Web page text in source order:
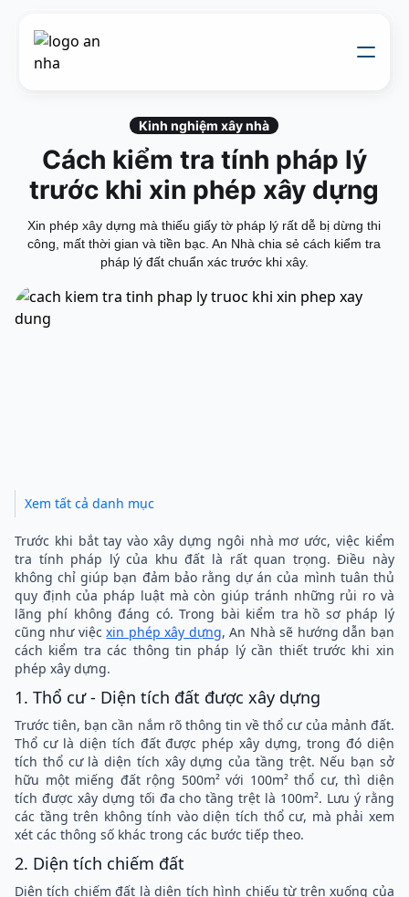
Dự án
Nhật kí thi công
Mẫu nhà
Kinh nghiệm xây nhà
Cách kiểm tra tính pháp lý
trước khi xin phép xây dựng
Xin phép xây dựng mà thiếu giấy tờ pháp lý rất dễ bị dừng thi
công, mất thời gian và tiền bạc. An Nhà chia sẻ cách kiểm tra
pháp lý đất chuẩn xác trước khi xây.
Xem tất cả danh mục
Trước khi bắt tay vào xây dựng ngôi nhà mơ ước, việc kiểm
tra tính pháp lý của khu đất là rất quan trọng. Điều này
không chỉ giúp bạn đảm bảo rằng dự án của mình tuân thủ
quy định của pháp luật mà còn giúp tránh những rủi ro và
lãng phí không đáng có. Trong bài kiểm tra hồ sơ pháp lý
cũng như việcxin phép xây dựng, An Nhà sẽ hướng dẫn bạn
cách kiểm tra các thông tin pháp lý cần thiết trước khi xin
phép xây dựng.
1. Thổ cư - Diện tích đất được xây dựng
Trước tiên, bạn cần nắm rõ thông tin về thổ cư của mảnh đất.
Thổ cư là diện tích đất được phép xây dựng, trong đó diện
tích thổ cư là diện tích xây dựng của tầng trệt. Nếu bạn sở
hữu một miếng đất rộng 500m² với 100m² thổ cư, thì diện
tích được xây dựng tối đa cho tầng trệt là 100m². Lưu ý rằng
các tầng trên không tính vào diện tích thổ cư, mà phải xem
xét các thông số khác trong các bước tiếp theo.
2. Diện tích chiếm đất
Diện tích chiếm đất là diện tích hình chiếu từ trên xuống của